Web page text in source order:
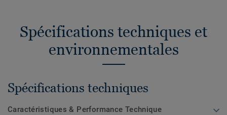
Spécifications techniques et
environnementales
Spécifications techniques
Caractéristiques & Performance Technique